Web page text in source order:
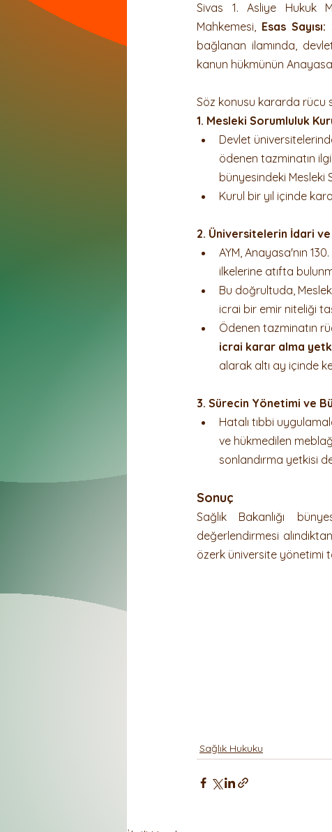
Sivas 1. Asliye Hukuk
Mahkemesi, Esas
bağlanan ilamında,
kanun hükmünün
Söz konusu kararda rücu
1. Mesleki Sorumluluk
Devlet
ödenen tazminatın
bünyesindeki Mesleki
Kurul bir yıl içinde
2. Üniversitelerin İdari
AYM, Anayasa'nın
ilkelerine atıfta
Bu doğrultuda,
icrai bir emir niteliği
Ödenen tazminatın
icrai karar alma
alarak altı ay içinde
3. Sürecin Yönetimi ve
Hatalı tıbbi
ve hükmedilen
sonlandırma yetkisi
Sonuç
Sağlık Bakanlığı
değerlendirmesi
özerk üniversite yönetimi
Sağlık Hukuku